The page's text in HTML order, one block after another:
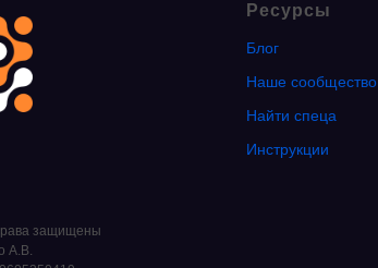
защищены
А.В.
Ресурсы
Блог
Наше сообщество
Найти спеца
Инструкции